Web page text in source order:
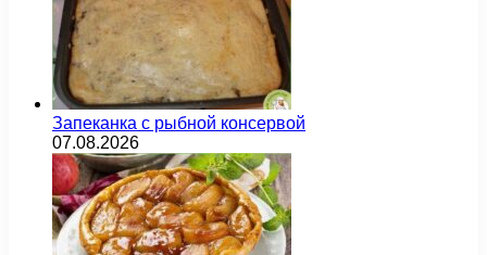
Запеканка с рыбной консервой
07.08.2026